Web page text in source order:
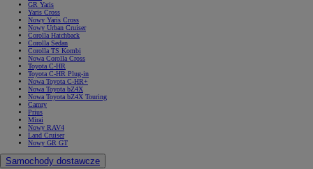
GR Yaris
Yaris Cross
Nowy Yaris Cross
Nowy Urban Cruiser
Corolla Hatchback
Corolla Sedan
Corolla TS Kombi
Nowa Corolla Cross
Toyota C-HR
Toyota C-HR Plug-in
Nowa Toyota C-HR+
Nowa Toyota bZ4X
Nowa Toyota bZ4X Touring
Camry
Prius
Mirai
Nowy RAV4
Land Cruiser
Nowy GR GT
Samochody dostawcze